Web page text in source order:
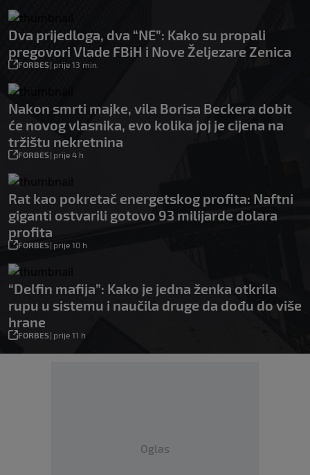
Dva prijedloga, dva “NE”: Kako su propali
pregovori Vlade FBiH i Nove Željezare Zenica
FORBES| prije 13 min.
Nakon smrti majke, vila Borisa Beckera dobit
će novog vlasnika, evo kolika joj je cijena na
tržištu nekretnina
FORBES| prije 4 h
Rat kao pokretač energetskog profita: Naftni
giganti ostvarili gotovo 93 milijarde dolara
profita
FORBES| prije 10 h
“Delfin mafija”: Kako je jedna ženka otkrila
rupu u sistemu i naučila druge da dođu do više
hrane
FORBES| prije 11 h
Oglas